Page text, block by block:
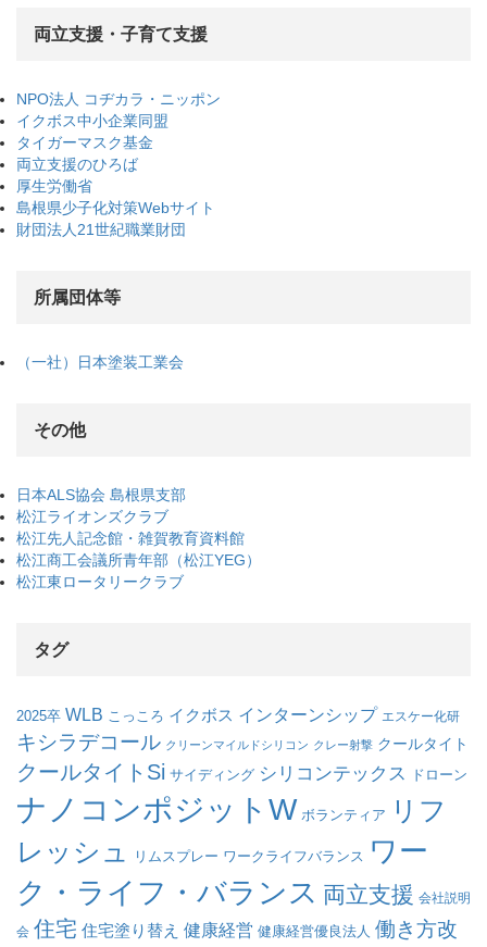
両立支援・子育て支援
NPO法人 コヂカラ・ニッポン
イクボス中小企業同盟
タイガーマスク基金
両立支援のひろば
厚生労働省
島根県少子化対策Webサイト
財団法人21世紀職業財団
所属団体等
（一社）日本塗装工業会
その他
日本ALS協会 島根県支部
松江ライオンズクラブ
松江先人記念館・雑賀教育資料館
松江商工会議所青年部（松江YEG）
松江東ロータリークラブ
タグ
2025卒 WLB こっころ イクボス インターンシップ エスケー化研
キシラデコール クリーンマイルドシリコン クレー射撃 クールタイト
クールタイトSi サイディング シリコンテックス ドローン
ナノコンポジットW ボランティア
リフ
レッシュ
リムスプレー ワークライフバランス ワー
ク・ライフ・バランス 両立支援 会社説明
会 住宅 住宅塗り替え 健康経営 健康経営優良法人 働き方改